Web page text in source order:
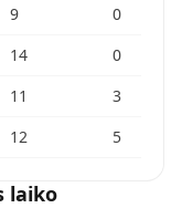
9
0
14
0
11
3
12 5
laiko